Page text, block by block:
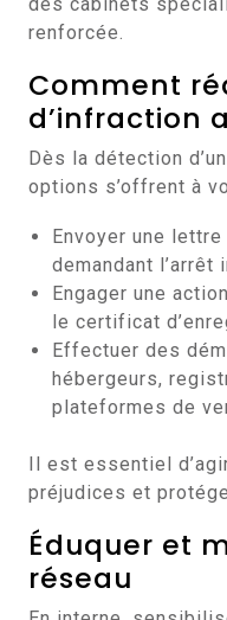
renforcée.
Comment
d’infraction
Dès la détection
options s’offrent à
Envoyer une
demandant l’arrêt
Engager une
le certificat
Effectuer des
hébergeurs,
plateformes de
Il est essentiel
préjudices et
Éduquer et
réseau